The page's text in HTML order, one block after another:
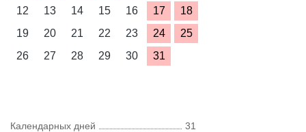
12
13 14 15 16 17
18
19
20 21 22 23 24
25
26
27 28 29 30 31
Календарных дней
31